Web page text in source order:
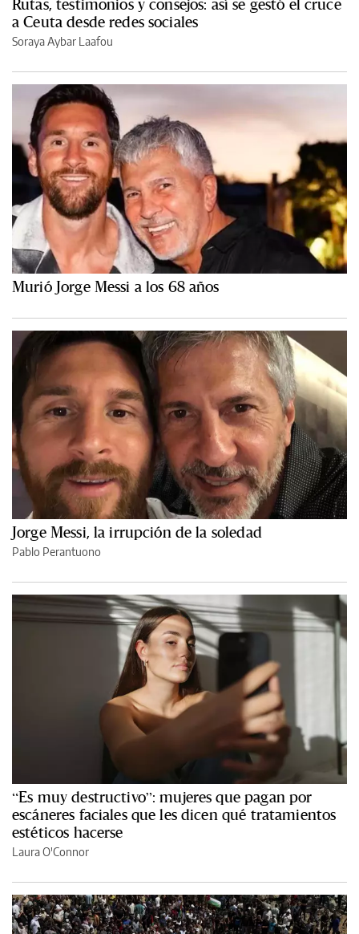
Rutas, testimonios y consejos: así se gestó el cruce
a Ceuta desde redes sociales
Soraya Aybar Laafou
Murió Jorge Messi a los 68 años
Jorge Messi, la irrupción de la soledad
Pablo Perantuono
“Es muy destructivo”: mujeres que pagan por
escáneres faciales que les dicen qué tratamientos
estéticos hacerse
Laura O'Connor